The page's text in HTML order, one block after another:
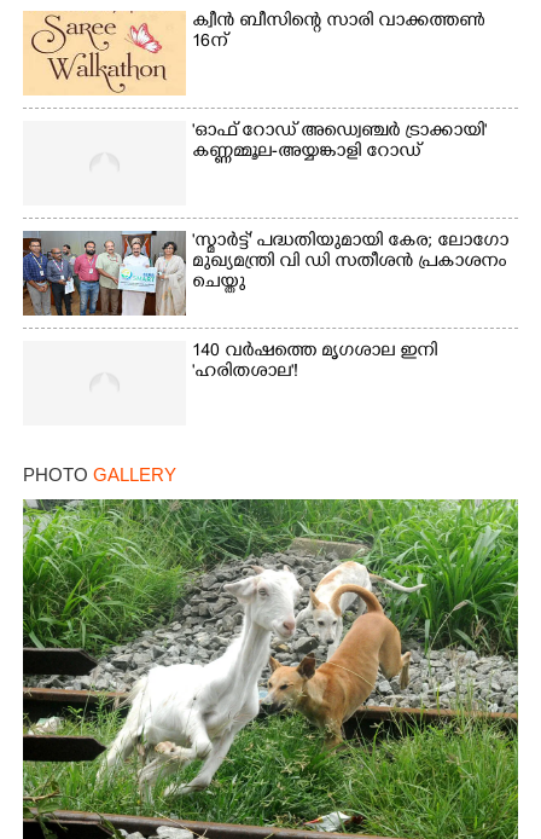
ക്വീൻ ബീസിന്റെ സാരി വാക്കത്തൺ
16ന്
'ഓഫ് റോഡ് അഡ്വെഞ്ചർ ട്രാക്കായി'
കണ്ണമ്മൂല-അയ്യങ്കാളി റോഡ്
'സ്മാർട്ട്' പദ്ധതിയുമായി കേര; ലോഗോ
മുഖ്യമന്ത്രി വി ഡി സതീശൻ പ്രകാശനം
ചെയ്തു
140 വർഷത്തെ മൃഗശാല ഇനി
'ഹരിതശാല'!
PHOTO GALLERY
×
Share this link